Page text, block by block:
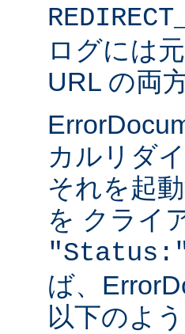
ログには
URL の両
カルリダ
それを起
を クライ
ば、
以下のよ